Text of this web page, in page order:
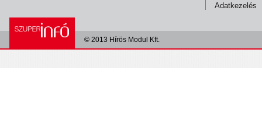
Adatkezelés
© 2013 Hírös Modul Kft.